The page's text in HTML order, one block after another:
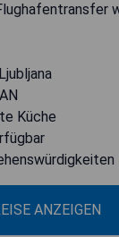
Küche
ANZEIGEN